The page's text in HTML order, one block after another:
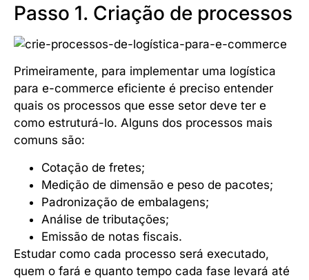
Passo 1. Criação de processos
Primeiramente, para implementar uma logística
para e-commerce eficiente é preciso entender
quais os processos que esse setor deve ter e
como estruturá-lo. Alguns dos processos mais
comuns são:
Cotação de fretes;
Medição de dimensão e peso de pacotes;
Padronização de embalagens;
Análise de tributações;
Emissão de notas fiscais.
Estudar como cada processo será executado,
quem o fará e quanto tempo cada fase levará até